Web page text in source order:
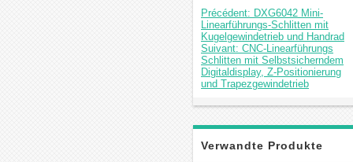
Précédent: DXG6042 Mini-
Linearführungs-Schlitten mit
Kugelgewindetrieb und Handrad
Suivant: CNC-Linearführungs
Schlitten mit Selbstsicherndem
Digitaldisplay, Z-Positionierung
und Trapezgewindetrieb
Verwandte Produkte